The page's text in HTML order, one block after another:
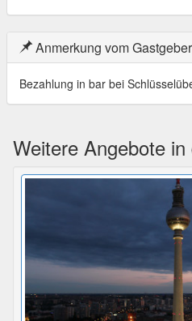
Anmerkung vom Gastgeber
Bezahlung in bar bei
Weitere Angebote